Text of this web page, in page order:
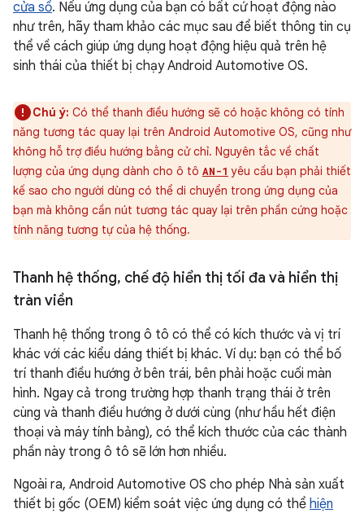
cửa sổ. Nếu ứng dụng của bạn có bất cứ hoạt động nào
như trên, hãy tham khảo các mục sau để biết thông tin cụ
thể về cách giúp ứng dụng hoạt động hiệu quả trên hệ
sinh thái của thiết bị chạy Android Automotive OS.
Chú ý: Có thể thanh điều hướng sẽ có hoặc không có tính
năng tương tác quay lại trên Android Automotive OS, cũng như
không hỗ trợ điều hướng bằng cử chỉ. Nguyên tắc về chất
lượng của ứng dụng dành cho ô tô AN-1 yêu cầu bạn phải thiết
kế sao cho người dùng có thể di chuyển trong ứng dụng của
bạn mà không cần nút tương tác quay lại trên phần cứng hoặc
tính năng tương tự của hệ thống.
Thanh hệ thống, chế độ hiển thị tối đa và hiển thị
tràn viền
Thanh hệ thống trong ô tô có thể có kích thước và vị trí
khác với các kiểu dáng thiết bị khác. Ví dụ: bạn có thể bố
trí thanh điều hướng ở bên trái, bên phải hoặc cuối màn
hình. Ngay cả trong trường hợp thanh trạng thái ở trên
cùng và thanh điều hướng ở dưới cùng (như hầu hết điện
thoại và máy tính bảng), có thể kích thước của các thành
phần này trong ô tô sẽ lớn hơn nhiều.
Ngoài ra, Android Automotive OS cho phép Nhà sản xuất
thiết bị gốc (OEM) kiểm soát việc ứng dụng có thể hiện